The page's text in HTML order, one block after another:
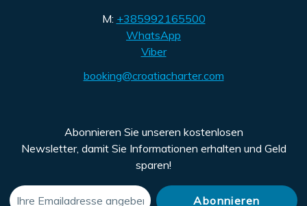
M: +385992165500
WhatsApp
Viber
booking@croatiacharter.com
Abonnieren Sie unseren kostenlosen
Newsletter, damit Sie Informationen erhalten und Geld
sparen!